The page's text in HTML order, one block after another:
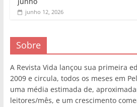
junho 12, 2026
Sobre
A Revista Vida lançou sua primeira
2009 e circula, todos os meses em
uma média estimada de,
leitores/mês, e um crescimento